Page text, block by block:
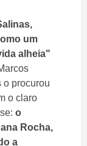
um
alheia"
o procurou
o claro
o
Rocha,
a